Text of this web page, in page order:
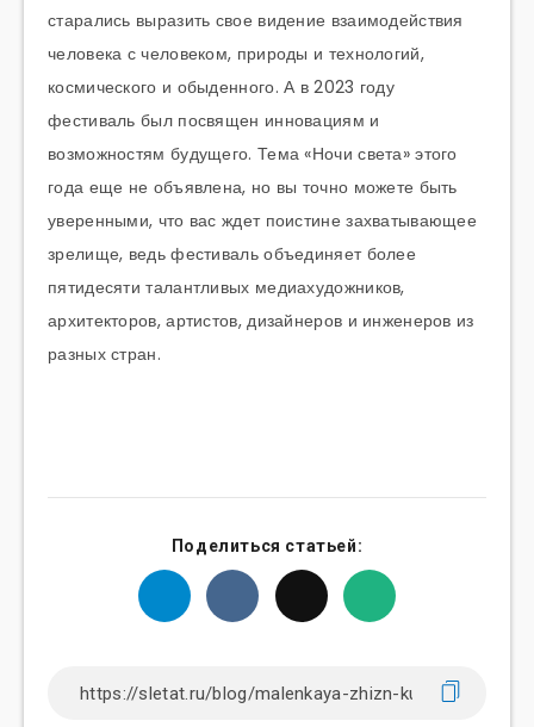
старались выразить свое видение взаимодействия
человека с человеком, природы и технологий,
космического и обыденного. А в 2023 году
фестиваль был посвящен инновациям и
возможностям будущего. Тема «Ночи света» этого
года еще не объявлена, но вы точно можете быть
уверенными, что вас ждет поистине захватывающее
зрелище, ведь фестиваль объединяет более
пятидесяти талантливых медиахудожников,
архитекторов, артистов, дизайнеров и инженеров из
разных стран.
Поделиться статьей: